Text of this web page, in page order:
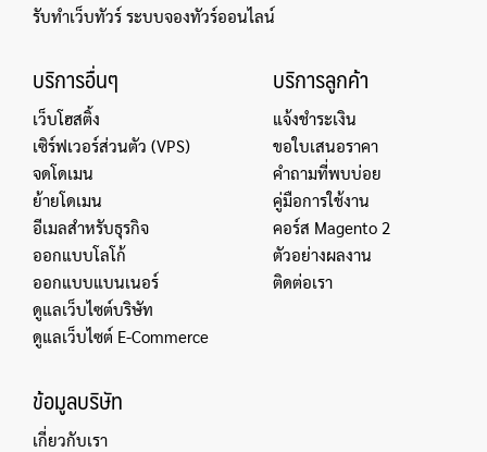
รับทำเว็บทัวร์ ระบบจองทัวร์ออนไลน์
บริการอื่นๆ
เว็บโฮสติ้ง
เซิร์ฟเวอร์ส่วนตัว (VPS)
จดโดเมน
ย้ายโดเมน
อีเมลสำหรับธุรกิจ
ออกแบบโลโก้
ออกแบบแบนเนอร์
ดูแลเว็บไซต์บริษัท
ดูแลเว็บไซต์ E-Commerce
บริการลูกค้า
แจ้งชำระเงิน
ขอใบเสนอราคา
คำถามที่พบบ่อย
คู่มือการใช้งาน
คอร์ส Magento 2
ตัวอย่างผลงาน
ติดต่อเรา
ข้อมูลบริษัท
เกี่ยวกับเรา